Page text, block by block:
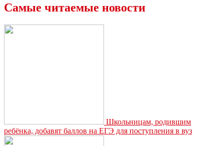
Самые читаемые новости
Школьницам, родившим
ребёнка, добавят баллов на ЕГЭ для поступления в вуз